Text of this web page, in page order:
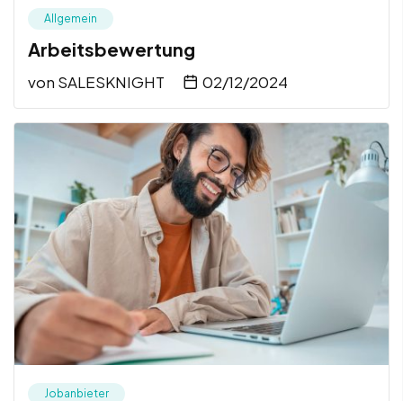
Allgemein
Arbeitsbewertung
von SALESKNIGHT 02/12/2024
Jobanbieter